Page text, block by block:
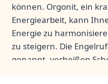
können. Orgonit, ein
Energiearbeit, kann
Energie zu
zu steigern. Die
genannt, verheißen